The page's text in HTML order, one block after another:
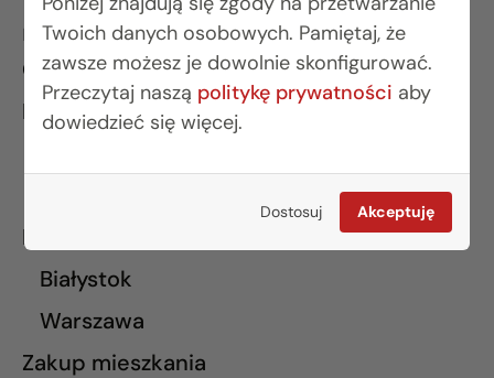
Twoich danych osobowych. Pamiętaj, że
zawsze możesz je dowolnie skonfigurować.
Przeczytaj naszą politykę prywatności aby
dowiedzieć się więcej.
Dostosuj Akceptuję
INFORMACJE
O nas
Finansowanie
Mieszkanie pod klucz
Białystok
Warszawa
Zakup mieszkania